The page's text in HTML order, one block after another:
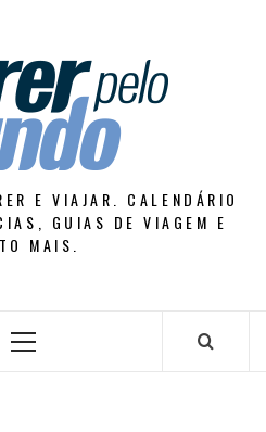
E VIAJAR. CALENDÁRIO
GUIAS DE VIAGEM E
MAIS.
Primary